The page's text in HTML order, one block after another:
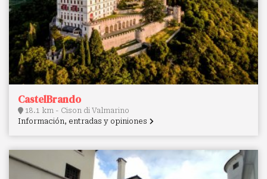
CastelBrando
18.1 km - Cison di Valmarino
Información, entradas y opiniones